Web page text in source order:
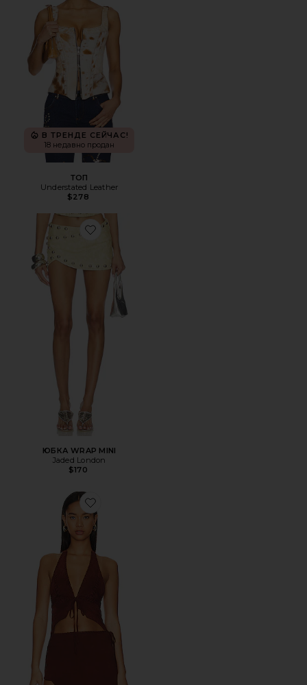
В ТРЕНДЕ СЕЙЧАС!
18 недавно продан
ТОП
Understated Leather
$278
Favorite ЮБКА WRAP MINI
ЮБКА WRAP MINI
Jaded London
$170
Favorite ТОП SUEDE